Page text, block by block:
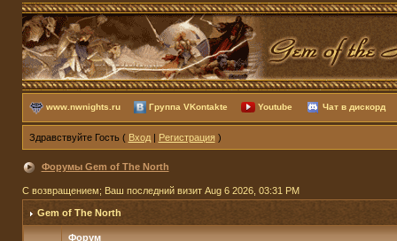
www.nwnights.ru Группа VKontakte Youtube Чат в дискорд
Здравствуйте Гость ( Вход| Регистрация)
Форумы Gem of The North
С возвращением; Ваш последний визит Aug 6 2026, 03:31 PM
Gem of The North
Форум